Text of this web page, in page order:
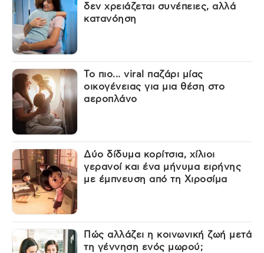
δεν χρειάζεται συνέπειες, αλλά
κατανόηση
Το πιο... viral παζάρι μίας
οικογένειας για μια θέση στο
αεροπλάνο
Δύο δίδυμα κορίτσια, χίλιοι
γερανοί και ένα μήνυμα ειρήνης
με έμπνευση από τη Χιροσίμα
Πώς αλλάζει η κοινωνική ζωή μετά
τη γέννηση ενός μωρού;